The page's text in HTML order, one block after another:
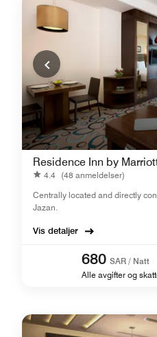
Residence Inn by
4.4 (48 anmeldelser)
Centrally located and directly
Jazan.
Vis detaljer
680 SAR / Natt
Alle avgifter og